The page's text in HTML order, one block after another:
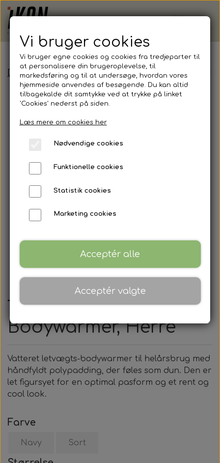
Demoshop - Erhverv Tee Jays, Vest, Zepelin
Tee Jays, Vest, Zepelin
Bodywarmer, Herre
Vatteret letvægts-bodywarmer til helårsbrug med
håndfyldt polypadding, der føles som dun. Den er
let figursyet for en optimal pasform og et rent og
cool look.
Farve
Navy Sort
Vi bruger cookies
Vi bruger egne cookies og cookies fra tredjeparter til
at personalisere din brugeroplevelse, til
markedsføring og til at undersøge, hvordan vores
hjemmeside anvendes af besøgende. Du kan altid
tilbagekalde dit samtykke ved at trykke på linket
'Cookies' nederst på siden.
Læs mere om cookies her
Nødvendige cookies
Funktionelle cookies
Statistik cookies
Marketing cookies
Acceptér alle
Acceptér valgte